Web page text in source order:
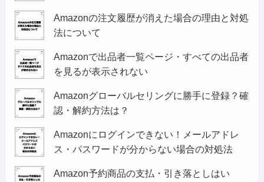
Amazonの注文履歴が消えた場合の理由と対処
法について
Amazonで出品者一覧ページ・すべての出品者
を見るが表示されない
Amazonグローバルセリングに勝手に登録？確
認・解約方法は？
Amazonにログインできない！メールアドレ
ス・パスワードが分からない場合の対処法
Amazon予約商品の支払・引き落としはい